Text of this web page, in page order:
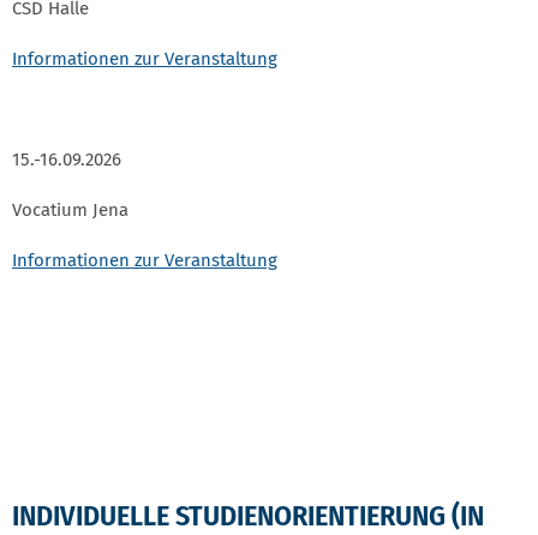
CSD Halle
Informationen zur Veranstaltung
15.-16.09.2026
Vocatium Jena
Informationen zur Veranstaltung
INDIVIDUELLE STUDIENORIENTIERUNG (IN